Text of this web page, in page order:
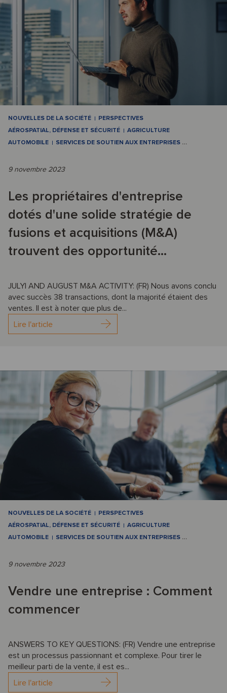
NOUVELLES DE LA SOCIÉTÉ
PERSPECTIVES
AÉROSPATIAL, DÉFENSE ET SÉCURITÉ
AGRICULTURE
AUTOMOBILE
SERVICES DE SOUTIEN AUX ENTREPRISES …
9 novembre 2023
Les propriétaires d'entreprise
dotés d'une solide stratégie de
fusions et acquisitions (M&A)
trouvent des opportunité...
JULYl AND AUGUST M&A ACTIVITY: (FR) Nous avons conclu
avec succès 38 transactions, dont la majorité étaient des
ventes. Il est à noter que plus de...
Lire l'article
NOUVELLES DE LA SOCIÉTÉ
PERSPECTIVES
AÉROSPATIAL, DÉFENSE ET SÉCURITÉ
AGRICULTURE
AUTOMOBILE
SERVICES DE SOUTIEN AUX ENTREPRISES …
9 novembre 2023
Vendre une entreprise : Comment
commencer
ANSWERS TO KEY QUESTIONS: (FR) Vendre une entreprise
est un processus passionnant et complexe. Pour tirer le
meilleur parti de la vente, il est es...
Lire l'article